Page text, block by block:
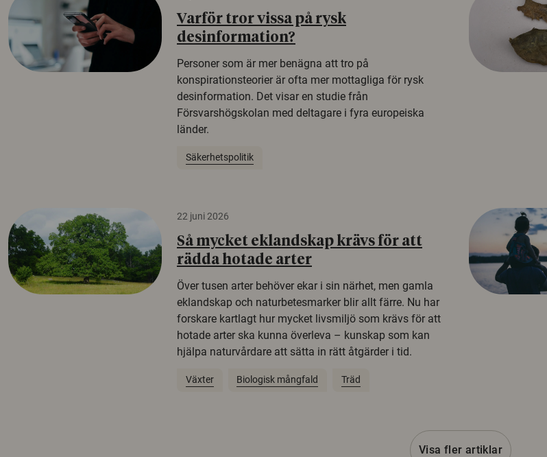
Varför tror vissa på rysk
desinformation?
Personer som är mer benägna att tro på
konspirationsteorier är ofta mer mottagliga för rysk
desinformation. Det visar en studie från
Försvarshögskolan med deltagare i fyra europeiska
länder.
Säkerhetspolitik
22 juni 2026
Så mycket eklandskap krävs för att
rädda hotade arter
Över tusen arter behöver ekar i sin närhet, men gamla
eklandskap och naturbetesmarker blir allt färre. Nu har
forskare kartlagt hur mycket livsmiljö som krävs för att
hotade arter ska kunna överleva – kunskap som kan
hjälpa naturvårdare att sätta in rätt åtgärder i tid.
Växter Biologisk mångfald Träd
Visa fler artiklar